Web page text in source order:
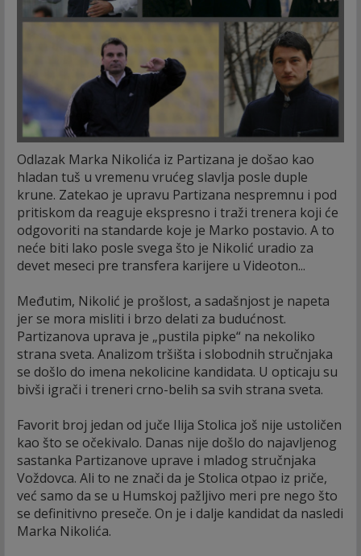
Odlazak Marka Nikolića iz Partizana je došao kao
hladan tuš u vremenu vrućeg slavlja posle duple
krune. Zatekao je upravu Partizana nespremnu i pod
pritiskom da reaguje ekspresno i traži trenera koji će
odgovoriti na standarde koje je Marko postavio. A to
neće biti lako posle svega što je Nikolić uradio za
devet meseci pre transfera karijere u Videoton...
Međutim, Nikolić je prošlost, a sadašnjost je napeta
jer se mora misliti i brzo delati za budućnost.
Partizanova uprava je „pustila pipke“ na nekoliko
strana sveta. Analizom tršišta i slobodnih stručnjaka
se došlo do imena nekolicine kandidata. U opticaju su
bivši igrači i treneri crno-belih sa svih strana sveta.
Favorit broj jedan od juče Ilija Stolica još nije ustoličen
kao što se očekivalo. Danas nije došlo do najavljenog
sastanka Partizanove uprave i mladog stručnjaka
Voždovca. Ali to ne znači da je Stolica otpao iz priče,
već samo da se u Humskoj pažljivo meri pre nego što
se definitivno preseče. On je i dalje kandidat da nasledi
Marka Nikolića.